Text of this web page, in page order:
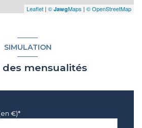
Leaflet | © JawgMaps | © OpenStreetMap
SIMULATION
des mensualités
€)*